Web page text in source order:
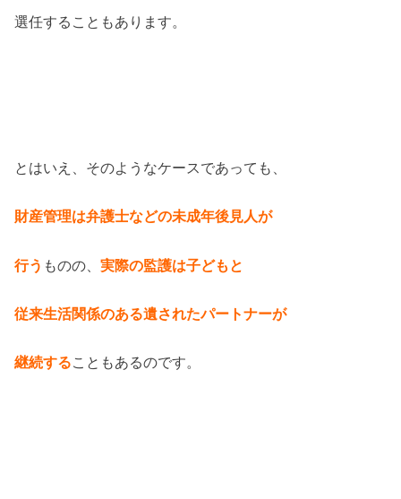
選任することもあります。
とはいえ、そのようなケースであっても、
財産管理は弁護士などの未成年後見人が
行う ものの、実際の監護は子どもと
従来生活関係のある遺されたパートナーが
継続することもあるのです。